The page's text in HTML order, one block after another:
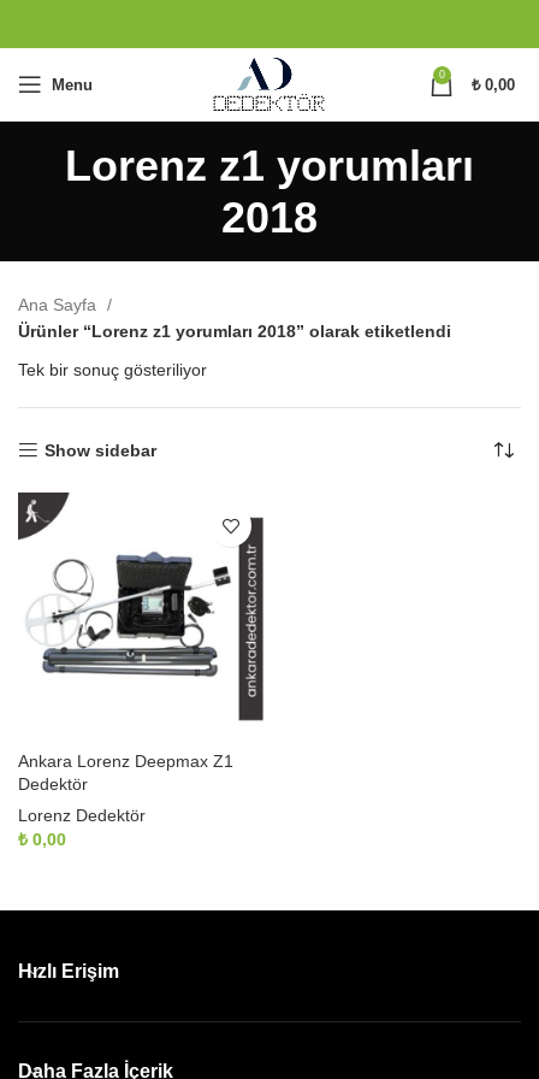
Menu
0
₺0,00
Lorenz z1 yorumları
2018
Ana Sayfa
Ürünler “Lorenz z1 yorumları 2018” olarak etiketlendi
Tek bir sonuç gösteriliyor
Show sidebar
Ankara Lorenz Deepmax Z1
Dedektör
Lorenz Dedektör
₺ 0,00
Hızlı Erişim
Daha Fazla İçerik